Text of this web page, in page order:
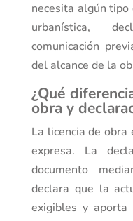
necesita algún
urbanística,
comunicación
del alcance de la
¿Qué
obra y
La licencia de
expresa. La
documento
declara que la
exigibles y aporta